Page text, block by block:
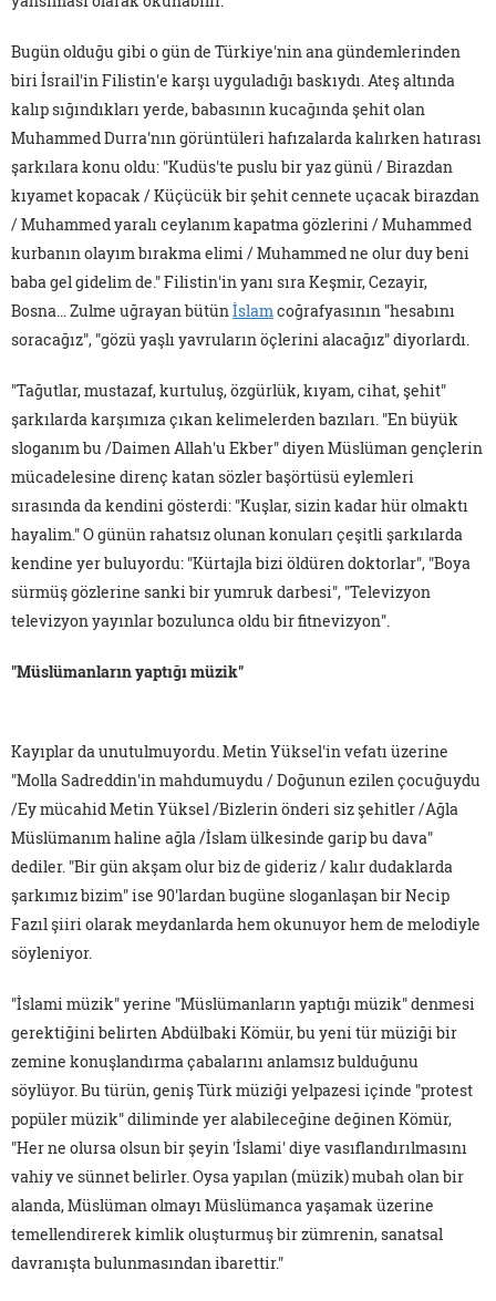
Bugün olduğu gibi o gün de Türkiye'nin ana gündemlerinden
biri İsrail'in Filistin'e karşı uyguladığı baskıydı. Ateş altında
kalıp sığındıkları yerde, babasının kucağında şehit olan
Muhammed Durra'nın görüntüleri hafızalarda kalırken hatırası
şarkılara konu oldu: "Kudüs'te puslu bir yaz günü / Birazdan
kıyamet kopacak / Küçücük bir şehit cennete uçacak birazdan
/ Muhammed yaralı ceylanım kapatma gözlerini / Muhammed
kurbanın olayım bırakma elimi / Muhammed ne olur duy beni
baba gel gidelim de." Filistin'in yanı sıra Keşmir, Cezayir,
Bosna… Zulme uğrayan bütün İslam coğrafyasının "hesabını
soracağız", "gözü yaşlı yavruların öçlerini alacağız" diyorlardı.
"Tağutlar, mustazaf, kurtuluş, özgürlük, kıyam, cihat, şehit"
şarkılarda karşımıza çıkan kelimelerden bazıları. "En büyük
sloganım bu /Daimen Allah'u Ekber" diyen Müslüman gençlerin
mücadelesine direnç katan sözler başörtüsü eylemleri
sırasında da kendini gösterdi: "Kuşlar, sizin kadar hür olmaktı
hayalim." O günün rahatsız olunan konuları çeşitli şarkılarda
kendine yer buluyordu: "Kürtajla bizi öldüren doktorlar", "Boya
sürmüş gözlerine sanki bir yumruk darbesi", "Televizyon
televizyon yayınlar bozulunca oldu bir fitnevizyon".
"Müslümanların yaptığı müzik"
Kayıplar da unutulmuyordu. Metin Yüksel'in vefatı üzerine
"Molla Sadreddin'in mahdumuydu / Doğunun ezilen çocuğuydu
/Ey mücahid Metin Yüksel /Bizlerin önderi siz şehitler /Ağla
Müslümanım haline ağla /İslam ülkesinde garip bu dava"
dediler. "Bir gün akşam olur biz de gideriz / kalır dudaklarda
şarkımız bizim" ise 90'lardan bugüne sloganlaşan bir Necip
Fazıl şiiri olarak meydanlarda hem okunuyor hem de melodiyle
söyleniyor.
"İslami müzik" yerine "Müslümanların yaptığı müzik" denmesi
gerektiğini belirten Abdülbaki Kömür, bu yeni tür müziği bir
zemine konuşlandırma çabalarını anlamsız bulduğunu
söylüyor. Bu türün, geniş Türk müziği yelpazesi içinde "protest
popüler müzik" diliminde yer alabileceğine değinen Kömür,
"Her ne olursa olsun bir şeyin 'İslami' diye vasıflandırılmasını
vahiy ve sünnet belirler. Oysa yapılan (müzik) mubah olan bir
alanda, Müslüman olmayı Müslümanca yaşamak üzerine
temellendirerek kimlik oluşturmuş bir zümrenin, sanatsal
davranışta bulunmasından ibarettir."